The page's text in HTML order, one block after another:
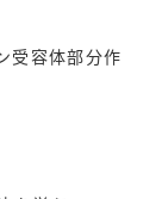
受容体部分作